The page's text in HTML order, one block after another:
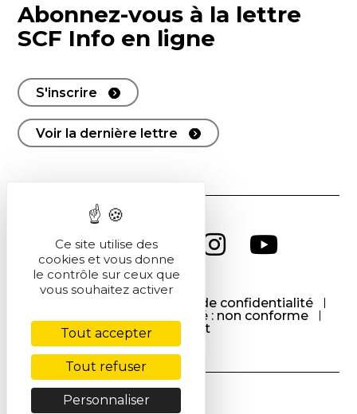
Abonnez-vous à la lettre
SCF Info en ligne
S'inscrire
Voir la dernière lettre
Politique de confidentialité
Accessibilité : non conforme
Contact
Ce site utilise des
cookies et vous donne
le contrôle sur ceux que
vous souhaitez activer
Tout accepter
Tout refuser
Personnaliser